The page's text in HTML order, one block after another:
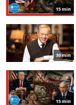
15 min
30 min
15 min